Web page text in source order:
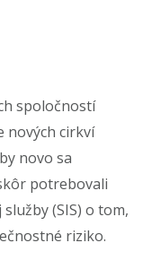
spoločností
nových cirkví
novo sa
potrebovali
(SIS) o tom,
riziko.